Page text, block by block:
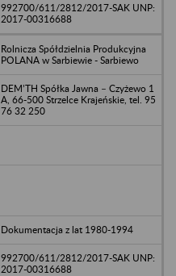
992700/611/2812/2017-SAK UNP:
2017-00316688
Rolnicza Spółdzielnia Produkcyjna
POLANA w Sarbiewie - Sarbiewo
DEM’TH Spółka Jawna – Czyżewo 1
A, 66-500 Strzelce Krajeńskie, tel. 95
76 32 250
Dokumentacja z lat 1980-1994
992700/611/2812/2017-SAK UNP:
2017-00316688